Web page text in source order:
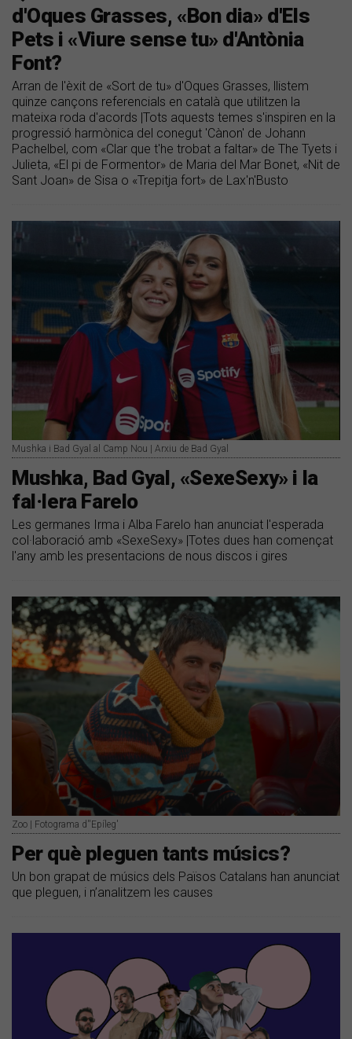
d'Oques Grasses, «Bon dia» d'Els
Pets i «Viure sense tu» d'Antònia
Font?
Arran de l'èxit de «Sort de tu» d'Oques Grasses, llistem
quinze cançons referencials en català que utilitzen la
mateixa roda d'acords |Tots aquests temes s'inspiren en la
progressió harmònica del conegut 'Cànon' de Johann
Pachelbel, com «Clar que t'he trobat a faltar» de The Tyets i
Julieta, «El pi de Formentor» de Maria del Mar Bonet, «Nit de
Sant Joan» de Sisa o «Trepitja fort» de Lax'n'Busto
Mushka i Bad Gyal al Camp Nou | Arxiu de Bad Gyal
Mushka, Bad Gyal, «SexeSexy» i la
fal·lera Farelo
Les germanes Irma i Alba Farelo han anunciat l'esperada
col·laboració amb «SexeSexy» |Totes dues han començat
l'any amb les presentacions de nous discos i gires
Zoo | Fotograma d''Epíleg'
Per què pleguen tants músics?
Un bon grapat de músics dels Països Catalans han anunciat
que pleguen, i n’analitzem les causes